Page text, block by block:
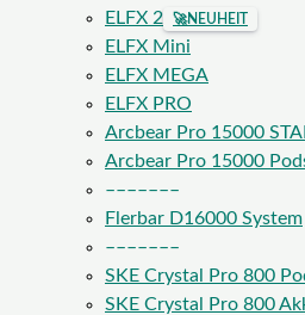
ELFX 2
🚀NEUHEIT
ELFX Mini
ELFX MEGA
ELFX PRO
Arcbear Pro 15000
Arcbear Pro 15000
–––––––
Flerbar D16000 System
–––––––
SKE Crystal Pro 800
SKE Crystal Pro 800